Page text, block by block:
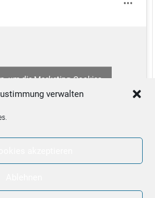
verwalten
um die Marketing-Cookies
diesen Inhalt zu aktivieren